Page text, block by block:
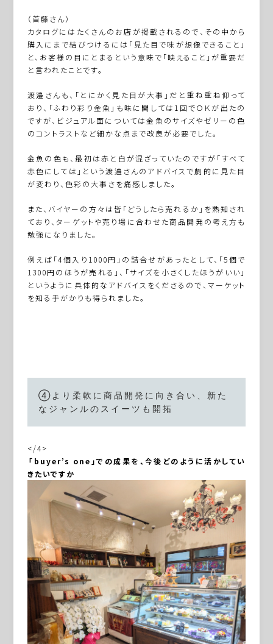
（首藤さん）
カタログにはたくさんのお店が掲載されるので、その中から
購入にまで結びつけるには「見た目で味が想像できること」
と、お客様の目にとまるという意味で「映えること」が重要だ
と言われたことです。
渡邉さんも、「とにかく見た目が大事」だと重ね重ね仰って
おり、「ふわり彩り金魚」も味に関しては1回でＯＫが出たの
ですが、ビジュアル面については金魚のサイズやゼリーの色
のコントラストなど細かな点まで改良が必要でした。
金魚の色も、最初は赤と白が混ざっていたのですが「すべて
赤色にしては」という渡邉さんのアドバイスで劇的に見た目
が変わり、色彩の大事さを痛感しました。
また、バイヤーの方々は皆「どうしたら売れるか」を熟知され
ており、ターゲットや売り場に合わせた商品開発の考え方も
勉強になりました。
例えば「4個入り1000円」の詰合せがあったとして、「5個で
1300円のほうが売れる」、「サイズを小さくしたほうがいい」
というように具体的なアドバイスをくださるので、マーケット
を知る手がかりも得られました。
④より柔軟に商品開発に向き合い、新た
なジャンルのスイーツも開拓
</4>
―――「buyer’s one」での成果を、今後どのように活かしてい
きたいですか